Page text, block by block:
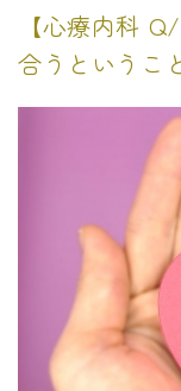
【心療内科
合うというこ